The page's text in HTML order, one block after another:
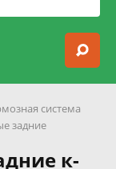
система
задние
к-